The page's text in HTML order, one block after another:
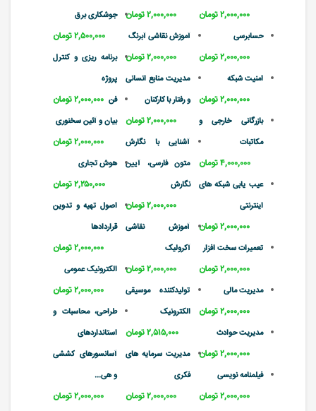
۲,۰۰۰,۰۰۰ تومان
حسابرسی
۲,۰۰۰,۰۰۰ تومان
امنیت شبکه
۲,۰۰۰,۰۰۰ تومان
بازرگانی خارجی و
مکاتبات
۴,۰۰۰,۰۰۰ تومان
عیب یابی شبکه های
اینترنتی
۲,۰۰۰,۰۰۰ تومان
تعمیرات سخت افزار
۲,۰۰۰,۰۰۰ تومان
مدیریت مالی
۲,۰۰۰,۰۰۰ تومان
مدیریت حوادث
۲,۰۰۰,۰۰۰ تومان
فیلمنامه نویسی
۲,۰۰۰,۰۰۰ تومان
۲,۰۰۰,۰۰۰ تومان
آموزش نقاشی آبرنگ
۲,۰۰۰,۰۰۰ تومان
مدیریت منابع انسانی
و رفتار با کارکنان
۲,۰۰۰,۰۰۰ تومان
آشنایی با نگارش
متون فارسی، آیین
نگارش
۲,۰۰۰,۰۰۰ تومان
آموزش نقاشی
آکرولیک
۲,۰۰۰,۰۰۰ تومان
تولیدکننده موسیقی
الکترونیک
۲,۵۱۵,۰۰۰ تومان
مدیریت سرمایه های
فکری
۲,۰۰۰,۰۰۰ تومان
جوشکاری برق
۲,۵۰۰,۰۰۰ تومان
برنامه ریزی و کنترل
پروژه
۲,۰۰۰,۰۰۰ تومان فن
بیان و آئین سخنوری
۲,۰۰۰,۰۰۰ تومان
هوش تجاری
۲,۲۵۰,۰۰۰ تومان
اصول تهیه و تدوین
قراردادها
۲,۰۰۰,۰۰۰ تومان
الکترونیک عمومی
۲,۰۰۰,۰۰۰ تومان
طراحی، محاسبات و
استانداردهای
آسانسورهای کششی
و هی...
۲,۰۰۰,۰۰۰ تومان